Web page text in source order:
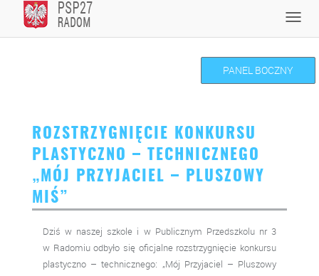
content
PANEL BOCZNY
ROZSTRZYGNIĘCIE KONKURSU
PLASTYCZNO – TECHNICZNEGO
„MÓJ PRZYJACIEL – PLUSZOWY
MIŚ”
Dziś w naszej szkole i w Publicznym Przedszkolu nr 3
w Radomiu odbyło się oficjalne rozstrzygnięcie konkursu
plastyczno – technicznego: „Mój Przyjaciel – Pluszowy